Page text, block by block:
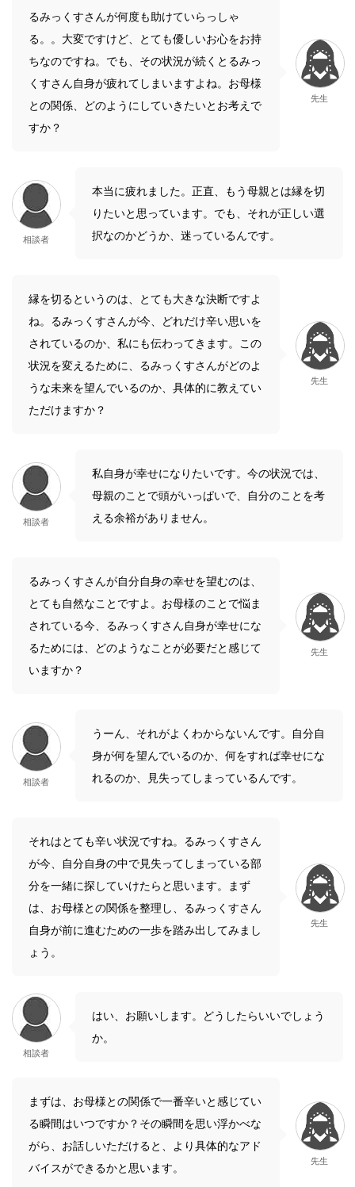
るみっくすさんが何度も助けていらっしゃ
る。。大変ですけど、とても優しいお心をお持
ちなのですね。でも、その状況が続くとるみっ
くすさん自身が疲れてしまいますよね。お母様
との関係、どのようにしていきたいとお考えで
すか？
先生
相談者
本当に疲れました。正直、もう母親とは縁を切
りたいと思っています。でも、それが正しい選
択なのかどうか、迷っているんです。
縁を切るというのは、とても大きな決断ですよ
ね。るみっくすさんが今、どれだけ辛い思いを
されているのか、私にも伝わってきます。この
状況を変えるために、るみっくすさんがどのよ
うな未来を望んでいるのか、具体的に教えてい
ただけますか？
先生
相談者
私自身が幸せになりたいです。今の状況では、
母親のことで頭がいっぱいで、自分のことを考
える余裕がありません。
るみっくすさんが自分自身の幸せを望むのは、
とても自然なことですよ。お母様のことで悩ま
されている今、るみっくすさん自身が幸せにな
るためには、どのようなことが必要だと感じて
いますか？
先生
相談者
うーん、それがよくわからないんです。自分自
身が何を望んでいるのか、何をすれば幸せにな
れるのか、見失ってしまっているんです。
それはとても辛い状況ですね。るみっくすさん
が今、自分自身の中で見失ってしまっている部
分を一緒に探していけたらと思います。まず
は、お母様との関係を整理し、るみっくすさん
自身が前に進むための一歩を踏み出してみまし
ょう。
先生
相談者
はい、お願いします。どうしたらいいでしょう
か。
まずは、お母様との関係で一番辛いと感じてい
る瞬間はいつですか？その瞬間を思い浮かべな
がら、お話しいただけると、より具体的なアド
バイスができるかと思います。
先生